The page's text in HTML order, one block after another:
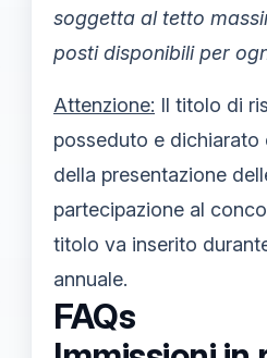
soggetta al tetto
posti disponibili per
Attenzione: Il titolo di
posseduto e dichiarato
della presentazione
partecipazione al
titolo va inserito
annuale.
FAQs